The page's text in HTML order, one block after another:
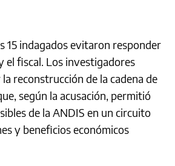
15 indagados evitaron responder
el fiscal. Los investigadores
reconstrucción de la cadena de
según la acusación, permitió
de la ANDIS en un circuito
y beneficios económicos